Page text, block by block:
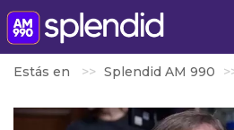
Estás en Splendid AM 990